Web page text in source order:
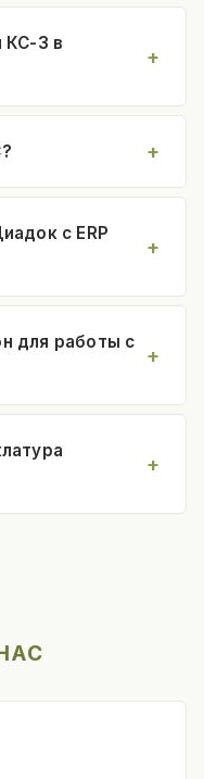
КС-3 в
с ERP
для работы с